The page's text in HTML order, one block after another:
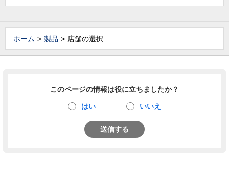
ホーム 製品 店舗の選択
このページの情報は役に立ちましたか？
はい いいえ
送信する